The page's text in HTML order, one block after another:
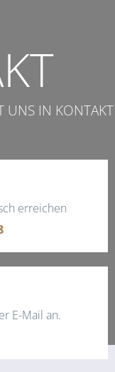
UNS IN KONTAKT
erreichen
E-Mail an.